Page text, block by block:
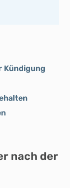
Kündigung
nach der